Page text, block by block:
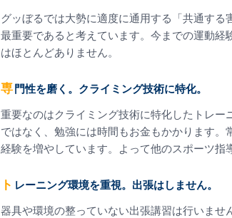
グッぼるでは大勢に適度に通用する「共通す
最重要であると考えています。今までの運動
はほとんどありません。
専門性を磨く。クライミング技術に特化。
重要なのはクライミング技術に特化したトレ
ではなく、勉強には時間もお金もかかります
経験を増やしています。よって他のスポーツ指
トレーニング環境を重視。出張はしません。
器具や環境の整っていない出張講習は行いま